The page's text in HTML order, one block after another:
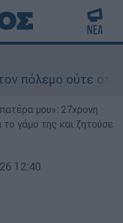
ούτε στις
μου»: 27χρονη
γάμο της και ζητούσε
12:40